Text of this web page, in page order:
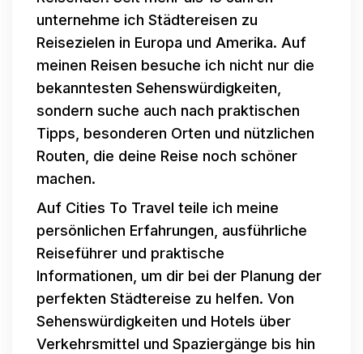
unternehme ich Städtereisen zu
Reisezielen in Europa und Amerika. Auf
meinen Reisen besuche ich nicht nur die
bekanntesten Sehenswürdigkeiten,
sondern suche auch nach praktischen
Tipps, besonderen Orten und nützlichen
Routen, die deine Reise noch schöner
machen.
Auf Cities To Travel teile ich meine
persönlichen Erfahrungen, ausführliche
Reiseführer und praktische
Informationen, um dir bei der Planung der
perfekten Städtereise zu helfen. Von
Sehenswürdigkeiten und Hotels über
Verkehrsmittel und Spaziergänge bis hin